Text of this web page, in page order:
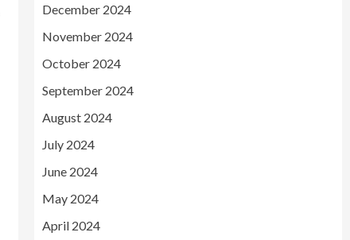
December 2024
November 2024
October 2024
September 2024
August 2024
July 2024
June 2024
May 2024
April 2024